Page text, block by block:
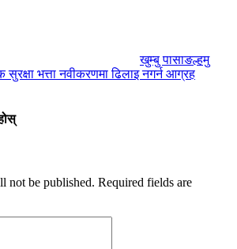
खुम्बु पासाङल्हमु
सुरक्षा भत्ता नवीकरणमा ढिलाइ नगर्न आग्रह
not be published. Required fields are